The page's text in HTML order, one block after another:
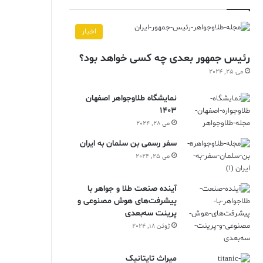
اخبار
رئیس جمهور بعدی چه کسی خواهد بود؟
می 25, 2024
نمایشگاه طلاوجواهر اصفهان
1403
می 28, 2024
سفر رسمی بن سلمان به ایران
می 25, 2024
آینده صنعت طلا و جواهر با
پیشرفت‌های هوش مصنوعی و
پرینت سه‌بعدی
ژوئن 18, 2024
ميراث تايتانيک